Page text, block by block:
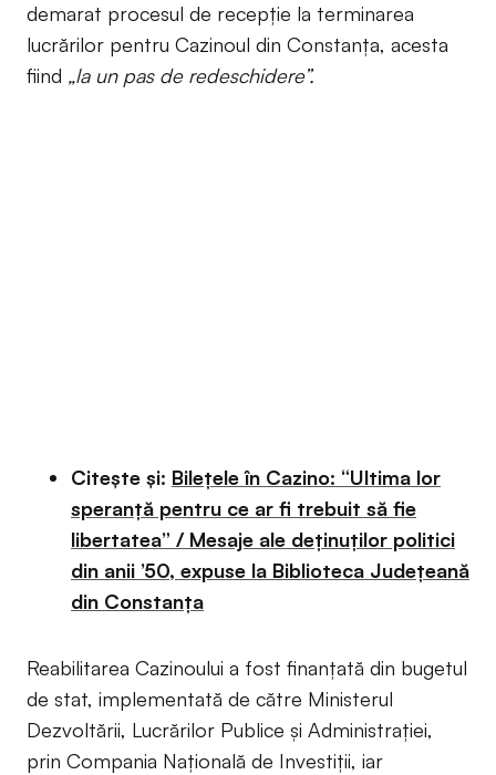
demarat procesul de recepție la terminarea
lucrărilor pentru Cazinoul din Constanța, acesta
fiind „la un pas de redeschidere”.
Citește și: Bilețele în Cazino: “Ultima lor
speranță pentru ce ar fi trebuit să fie
libertatea” / Mesaje ale deținuților politici
din anii ’50, expuse la Biblioteca Județeană
din Constanța
Reabilitarea Cazinoului a fost finanțată din bugetul
de stat, implementată de către Ministerul
Dezvoltării, Lucrărilor Publice și Administrației,
prin Compania Națională de Investiții, iar